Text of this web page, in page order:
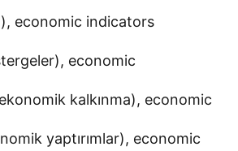
economic indicators
economic
kalkınma), economic
yaptırımlar), economic